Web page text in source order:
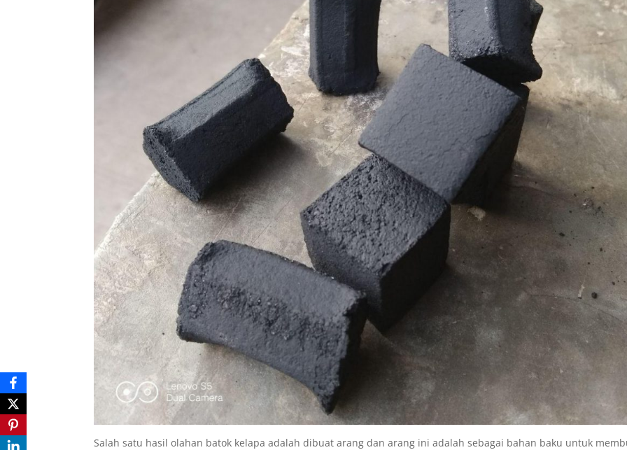
Salah satu hasil olahan batok kelapa adalah dibuat arang dan arang ini adalah sebagai bahan baku untuk